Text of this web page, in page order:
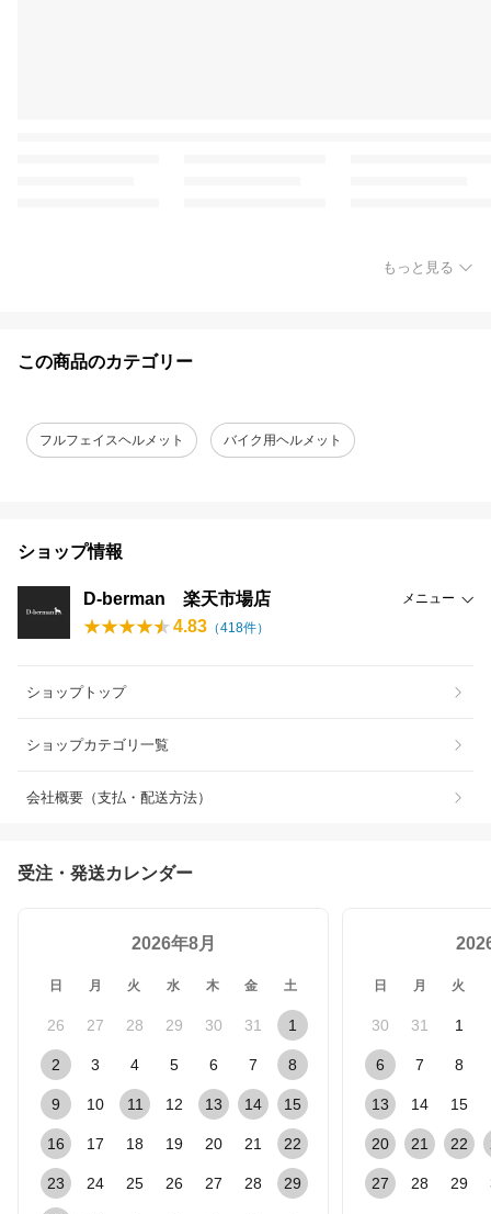
もっと見る
この商品のカテゴリー
フルフェイスヘルメット バイク用ヘルメット
ショップ情報
D-berman 楽天市場店 メニュー
4.83 （418件）
ショップトップ
ショップカテゴリ一覧
会社概要（支払・配送方法）
受注・発送カレンダー
2026年8月
日 月 火 水 木 金 土
26 27 28 29 30 31 1
2 3 4 5 6 7 8
9 10 11 12 13 14 15
16 17 18 19 20 21 22
23 24 25 26 27 28 29
日 月 火
30 31 1
6 7 8
13 14 15
20 21 22
27 28 29